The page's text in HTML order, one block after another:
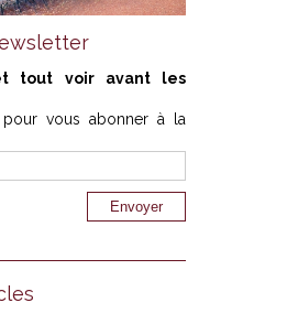
tout voir avant les
pour vous abonner à la